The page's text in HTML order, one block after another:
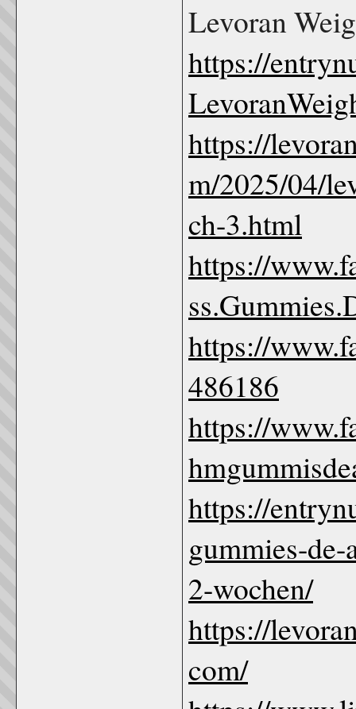
Levoran
https://
https://
m/2025/04/
ch-3.html
https://
https://
486186
https://
https://
gummies-
2-wochen/
https://
com/